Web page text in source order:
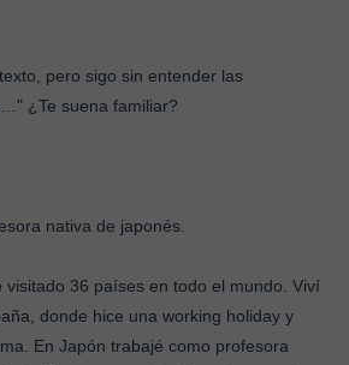
pero sigo sin entender las
¿Te suena familiar?
nativa de japonés.
visitado 36 países en todo el mundo. Viví
donde hice una working holiday y
En Japón trabajé como profesora